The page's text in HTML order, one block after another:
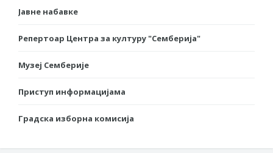
Јавне набавке
Репертоар Центра за културу "Семберија"
Музеј Семберије
Приступ информацијама
Градска изборна комисија